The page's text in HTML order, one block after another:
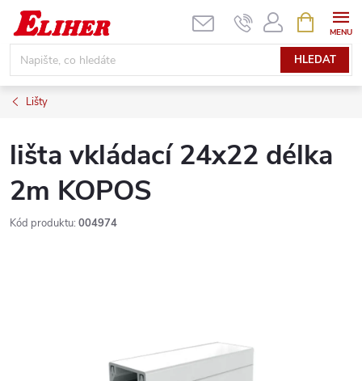
Přejít
obsah
HLEDAT
NÁKUPNÍ
KOŠÍK
Lišty
lišta vkládací 24x22 délka
2m KOPOS
Kód produktu: 004974